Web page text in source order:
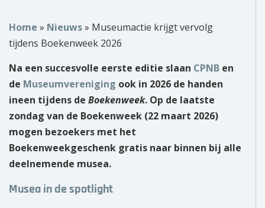
Home » Nieuws» Museumactie krijgt vervolg
tijdens Boekenweek 2026
Na een succesvolle eerste editie slaan CPNB en
de Museumvereniging ook in 2026 de handen
ineen tijdens de Boekenweek. Op de laatste
zondag van de Boekenweek (22 maart 2026)
mogen bezoekers met het
Boekenweekgeschenk gratis naar binnen bij alle
deelnemende musea.
Musea in de spotlight